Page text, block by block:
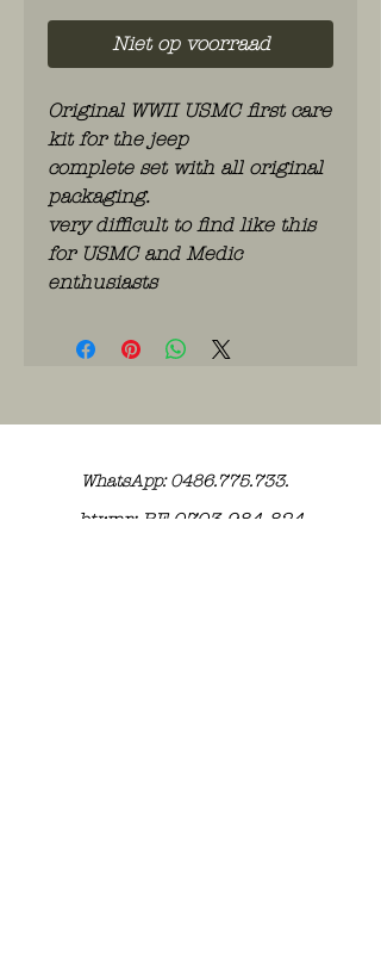
Niet op voorraad
Original WWII USMC first care
kit for the jeep
complete set with all original
packaging.
very difficult to find like this
for USMC and Medic
enthusiasts
WhatsApp: 0486.775.733.
btwnr: BE 0703 984 824